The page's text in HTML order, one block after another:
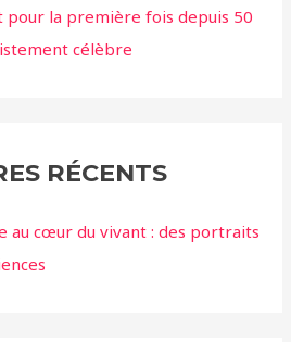
pour la première fois depuis 50
célèbre
RÉCENTS
au cœur du vivant : des portraits